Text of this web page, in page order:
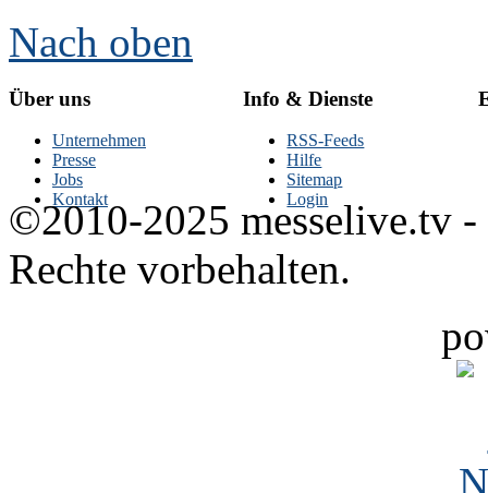
Nach oben
Über uns
Unternehmen
Presse
Jobs
Kontakt
Info & Dienste
RSS-Feeds
Hilfe
Sitemap
Login
©2010-2025 messelive.tv -
Rechte vorbehalten.